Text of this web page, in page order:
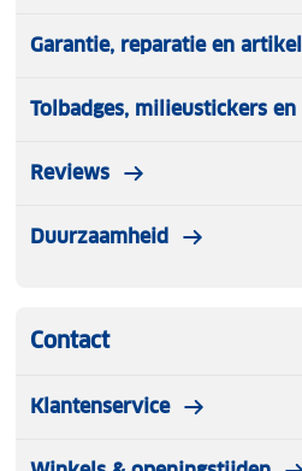
Garantie, reparatie en
Tolbadges, milieustickers
Reviews
Duurzaamheid
Contact
Klantenservice